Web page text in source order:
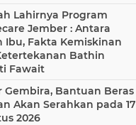
Lahirnya Program
Jember : Antara
Ibu, Fakta Kemiskinan
Bathin
Fawait
Gembira, Bantuan Beras
Akan Serahkan pada 17
2026